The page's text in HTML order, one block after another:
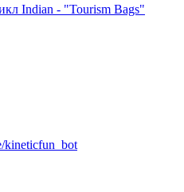
Indian - "Tourism Bags"
kineticfun_bot